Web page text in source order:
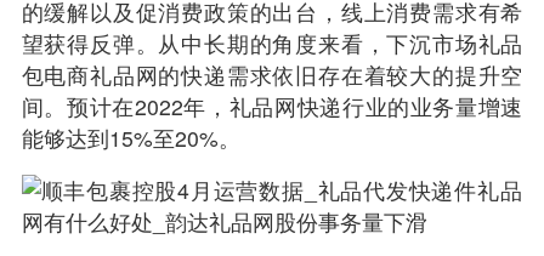
的缓解以及促消费政策的出台，线上消费需求有希
望获得反弹。从中长期的角度来看，下沉市场礼品
包电商礼品网的快递需求依旧存在着较大的提升空
间。预计在2022年，礼品网快递行业的业务量增速
能够达到15%至20%。